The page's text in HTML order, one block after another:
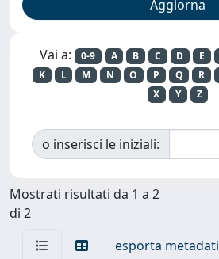
Vai a: 0-9 A B C D E
K
L M N O P Q R
X
Y Z
o inserisci le iniziali:
Mostrati risultati da 1 a 2
di 2
esporta metadati